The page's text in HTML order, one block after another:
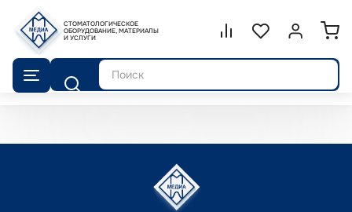
СТОМАТОЛОГИЧЕСКОЕ
ОБОРУДОВАНИЕ, МАТЕРИАЛЫ
И УСЛУГИ
Сравнение.
СписокВойти или
Поиск